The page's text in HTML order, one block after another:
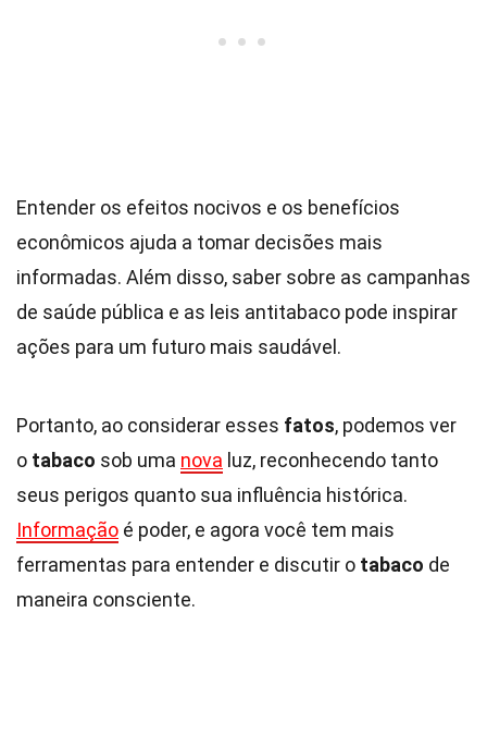
Entender os efeitos nocivos e os benefícios
econômicos ajuda a tomar decisões mais
informadas. Além disso, saber sobre as campanhas
de saúde pública e as leis antitabaco pode inspirar
ações para um futuro mais saudável.
Portanto, ao considerar esses fatos, podemos ver
o tabaco sob uma nova luz, reconhecendo tanto
seus perigos quanto sua influência histórica.
Informação é poder, e agora você tem mais
ferramentas para entender e discutir o tabaco de
maneira consciente.